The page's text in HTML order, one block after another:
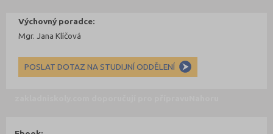
Výchovný poradce:
Mgr. Jana Klíčová
POSLAT DOTAZ NA STUDIJNÍ ODDĚLENÍ